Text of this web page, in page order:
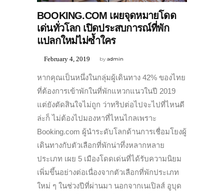
BOOKING.COM เผยจุดหมายโดด
เด่นทั่วโลก เปิดประสบการณ์ที่พัก
แปลกใหม่ไม่ซ้ำใคร
byadmin
February 4, 2019
หากคุณเป็นหนึ่งในกลุ่มผู้เดินทาง 42% ของไทย
ที่ต้องการเข้าพักในที่พักแหวกแนวในปี 2019
แต่ยังตัดสินใจไม่ถูก ว่าทริปต่อไปจะไปที่ไหนดี
ล่ะก็ ไม่ต้องไปมองหาที่ไหนไกลเพราะ
Booking.com ผู้นำระดับโลกด้านการเชื่อมโยงผู้
เดินทางกับตัวเลือกที่พักน่าทึ่งหลากหลาย
ประเภท เผย 5 เมืองโดดเด่นที่ได้รับความนิยม
เพิ่มขึ้นอย่างต่อเนื่องจากตัวเลือกที่พักประเภท
ใหม่ ๆ ในช่วงปีที่ผ่านมา นอกจากเนเปิลส์ อูบุด